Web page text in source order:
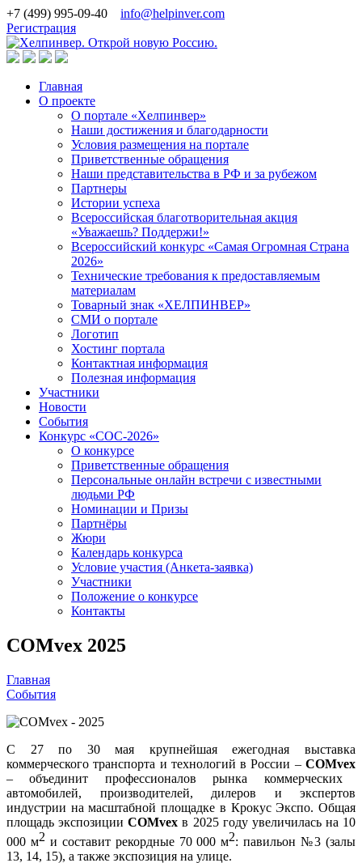
+7 (499) 995-09-40
info@helpinver.com
Регистрация
Главная
О проекте
О портале «Хелпинвер»
Наши достижения и благодарности
Условия размещения на портале
Приветственные обращения
Наши представительства в РФ и за рубежом
Партнеры
Истории успеха
Всероссийская благотворительная акция
«Уважаешь? Поддержи!»
Всероссийский конкурс «Самая Огромная Страна
2026»
Технические требования к предоставляемым
материалам
Товарный знак «ХЕЛПИНВЕР»
СМИ о портале
Логотип
Хостинг портала
Контактная информация
Полезная информация
Участники
Новости
События
Конкурс «СОС-2026»
О конкурсе
Приветственные обращения
Персональные онлайн встречи с известными
людьми РФ
Номинации и Призы
Партнёры
Жюри
Календарь конкурса
Условие участия (Анкета-заявка)
Участники
Положение о конкурсе
Контакты
COMvex 2025
Главная
События
С 27 по 30 мая крупнейшая ежегодная выставка
коммерческого транспорта и технологий в России – COMvex
– объединит профессионалов рынка коммерческих
автомобилей, производителей, дилеров и экспертов
индустрии на масштабной площадке в Крокус Экспо. Общая
площадь экспозицииCOMvex в 2025 году увеличилась на 10
000 м2и составит рекордные 70 000 м2: павильон №3 (залы
13, 14, 15), а также экспозиция на улице.